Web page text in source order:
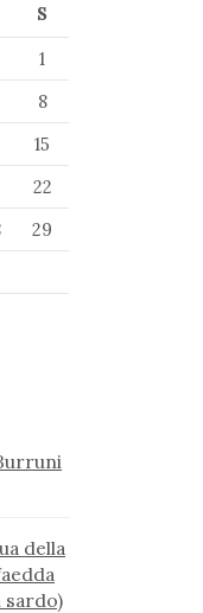
S
1
8
15
22
29
della
sardo)